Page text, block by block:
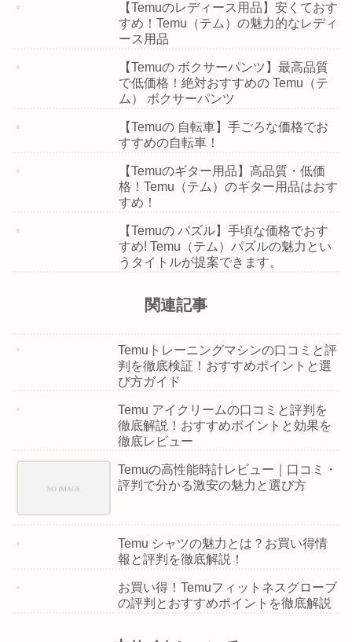
【Temuのレディース用品】安くておす
すめ！Temu（テム）の魅力的なレディ
ース用品
【Temuの ボクサーパンツ】最高品質
で低価格！絶対おすすめの Temu（テ
ム） ボクサーパンツ
【Temuの 自転車】手ごろな価格でお
すすめの自転車！
【Temuのギター用品】高品質・低価
格！Temu（テム）のギター用品はおす
すめ！
【Temuの パズル】手頃な価格でおす
すめ! Temu（テム）パズルの魅力とい
うタイトルが提案できます。
関連記事
Temuトレーニングマシンの口コミと評
判を徹底検証！おすすめポイントと選
び方ガイド
Temu アイクリームの口コミと評判を
徹底解説！おすすめポイントと効果を
徹底レビュー
Temuの高性能時計レビュー｜口コミ・
評判で分かる激安の魅力と選び方
Temu シャツの魅力とは？お買い得情
報と評判を徹底解説！
お買い得！Temuフィットネスグローブ
の評判とおすすめポイントを徹底解説